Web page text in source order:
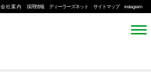
会社案内 採用情報 ディーラーズネット サイトマップ instagram